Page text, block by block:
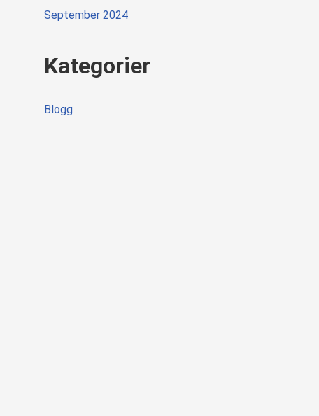
September 2024
Kategorier
Blogg